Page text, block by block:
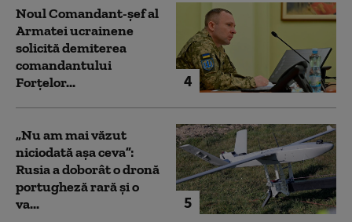
4
Noul Comandant-șef al
Armatei ucrainene
solicită demiterea
comandantului
Forțelor...
5
„Nu am mai văzut
niciodată așa ceva”:
Rusia a doborât o dronă
portugheză rară și o
va...